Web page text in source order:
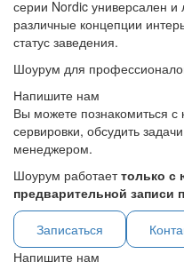
серии Nordic универсален и
различные концепции
статус заведения.
Шоурум для
Напишите нам
Вы можете познакомиться
сервировки, обсудить
менеджером.
Шоурум работаеттолько с
предварительной записи
Записаться
Напишите нам